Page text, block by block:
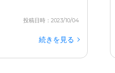
とをすっかり信頼しきって
孫に甘えるかのように、本
投稿日時：2023/10/04
続きを見る